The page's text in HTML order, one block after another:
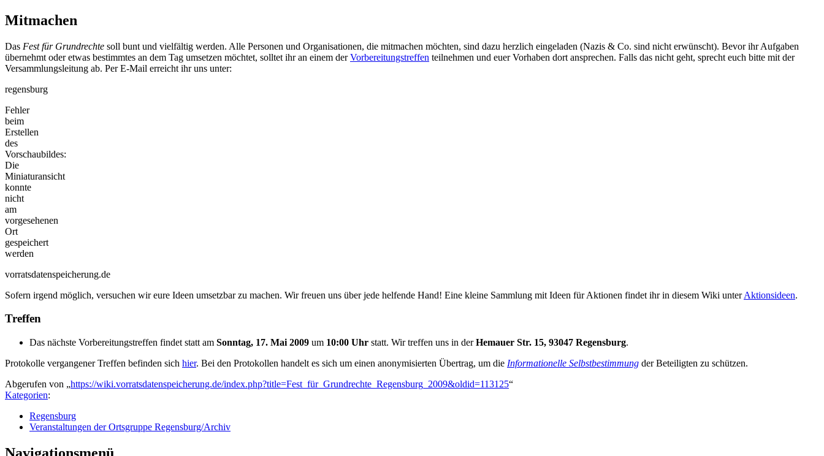
Mitmachen
Das Fest für Grundrechte soll bunt und vielfältig werden. Alle Personen und Organisationen, die mitmachen möchten, sind dazu herzlich eingeladen (Nazis & Co. sind nicht erwünscht). Bevor ihr Aufgaben
übernehmt oder etwas bestimmtes an dem Tag umsetzen möchtet, solltet ihr an einem derVorbereitungstreffen teilnehmen und euer Vorhaben dort ansprechen. Falls das nicht geht, sprecht euch bitte mit der
Versammlungsleitung ab. Per E-Mail erreicht ihr uns unter:
regensburg
Fehler
beim
Erstellen
des
Vorschaubildes:
Die
Miniaturansicht
konnte
nicht
am
vorgesehenen
Ort
gespeichert
werden
vorratsdatenspeicherung.de
Sofern irgend möglich, versuchen wir eure Ideen umsetzbar zu machen. Wir freuen uns über jede helfende Hand! Eine kleine Sammlung mit Ideen für Aktionen findet ihr in diesem Wiki unterAktionsideen.
Treffen
Das nächste Vorbereitungstreffen findet statt am Sonntag, 17. Mai 2009 um 10:00 Uhr statt. Wir treffen uns in derHemauer Str. 15, 93047 Regensburg.
Protokolle vergangener Treffen befinden sich hier. Bei den Protokollen handelt es sich um einen anonymisierten Übertrag, um die Informationelle Selbstbestimmung der Beteiligten zu schützen.
Abgerufen von „https://wiki.vorratsdatenspeicherung.de/index.php?title=Fest_für_Grundrechte_Regensburg_2009&oldid=113125“
Kategorien:
Regensburg
Veranstaltungen der Ortsgruppe Regensburg/Archiv